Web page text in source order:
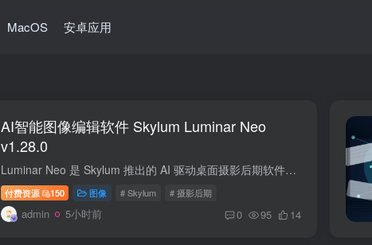
MacOS 安卓应用
AI智能图像编辑软件 Skylum Luminar Neo
v1.28.0
Luminar Neo 是 Skylum 推出的 AI 驱动桌面摄影后期软件，支持 Windows 与 macOS，可独立运行，也能作为 Lightroom、Photoshop 插件使用，采用买断制，无需订阅。
付费资源 150 图像 # Skylum # 摄影后期
admin 5小时前 0 95 14